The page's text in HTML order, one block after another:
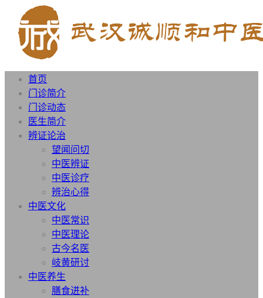
首页
门诊简介
门诊动态
医生简介
辨证论治
望闻问切
中医辨证
中医诊疗
辨治心得
中医文化
中医常识
中医理论
古今名医
岐黄研讨
中医养生
膳食进补